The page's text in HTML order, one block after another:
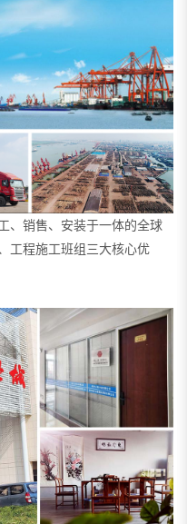
、销售、安装于一体的全球
工程施工班组三大核心优